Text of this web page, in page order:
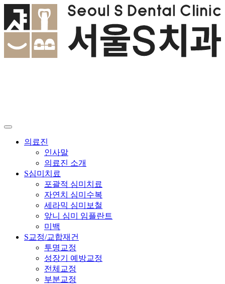
Skip
content
의료진
인사말
의료진 소개
S심미치료
포괄적 심미치료
자연치 심미수복
세라믹 심미보철
앞니 심미 임플란트
미백
S교정/교합재건
투명교정
성장기 예방교정
전체교정
부분교정